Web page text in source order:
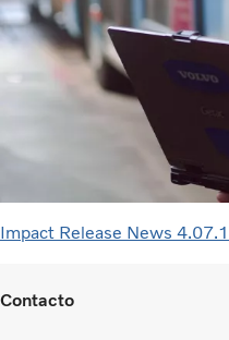
Impact Release News
Contacto